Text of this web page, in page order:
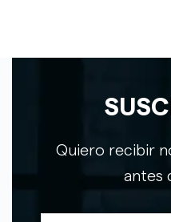
Quiero recibir
antes